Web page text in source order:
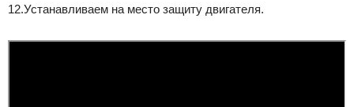
12.Устанавливаем на место защиту двигателя.